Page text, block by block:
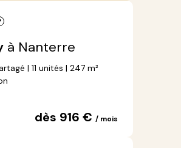
à Nanterre
| 11 unités | 247 m²
dès 916 €/ mois